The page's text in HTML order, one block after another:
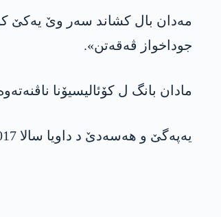
مەدان بال کشاند سەر وێ یەکێ
جوداخواز ڤەقەتن».
مادان بانگ ل کۆئالیسیۆنا
یه‌په‌گێ و هه‌سه‌دێ د داویا سالا 2017ان دا ب پشتگریا ئامەریکایێ باژارێ رەقایا کو پرانیا خەلکێ وێ عه‌ره‌ب لێ دژین كۆنترۆل كرنه‌.